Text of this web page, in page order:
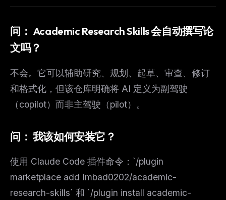
问： Academic Research Skills 会自动撰写论
文吗？
不会。它可以辅助研究、规划、起草、审查、修订
和格式化，但该仓库明确将 AI 定义为副驾驶
（copilot）而非主驾驶（pilot）。
问： 我该如何安装它？
使用 Claude Code 插件命令：`/plugin
marketplace add Imbad0202/academic-
research-skills` 和 `/plugin install academic-